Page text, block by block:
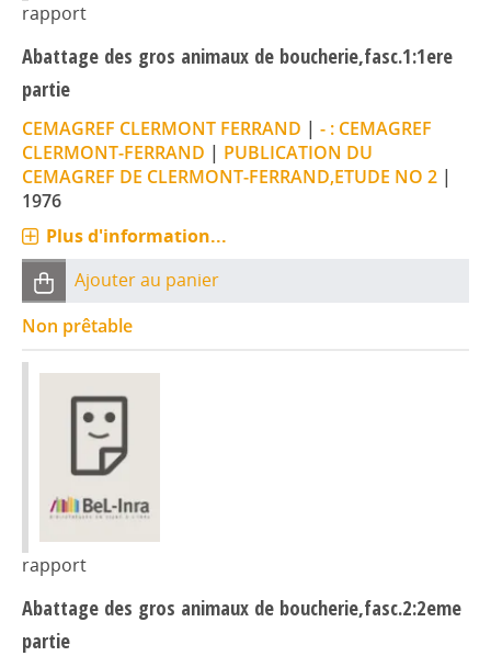
rapport
Abattage des gros animaux de boucherie,fasc.1:1ere
partie
CEMAGREF CLERMONT FERRAND | - : CEMAGREF
CLERMONT-FERRAND | PUBLICATION DU
CEMAGREF DE CLERMONT-FERRAND,ETUDE NO 2 |
1976
Plus d'information...
Ajouter au panier
Non prêtable
rapport
Abattage des gros animaux de boucherie,fasc.2:2eme
partie